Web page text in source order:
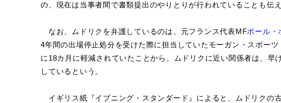
の、現在は当事者間で書類提出のやりとりが行われていることも伝え
なお、ムドリクを弁護しているのは、元フランス代表MFポール・
4年間の出場停止処分を受けた際に担当していたモーガン・スポー
に18カ月に軽減されていたことから、ムドリクに近い関係者は、早
しているという。
イギリス紙『イブニング・スタンダード』によると、ムドリクの